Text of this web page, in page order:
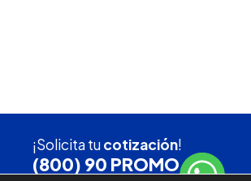
¡Solicita tucotización!
(800) 90 PROMO